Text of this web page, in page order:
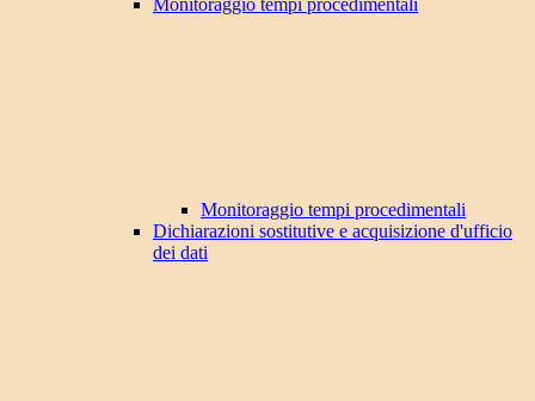
Monitoraggio tempi procedimentali
Monitoraggio tempi procedimentali
Dichiarazioni sostitutive e acquisizione d'ufficio
dei dati